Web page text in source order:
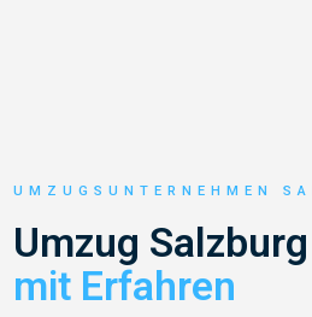
UMZUGSUNTERNEHMEN
Umzug
mit Erfahren